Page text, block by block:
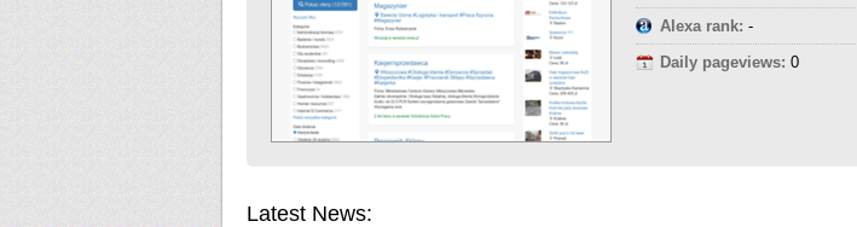
Alexa rank: -
Daily pageviews: 0
Latest News: